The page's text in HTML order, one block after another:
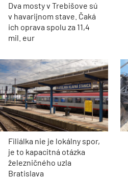
Dva mosty v Trebišove sú
v havarijnom stave. Čaká
ich oprava spolu za 11,4
mil. eur
Filiálka nie je lokálny spor,
je to kapacitná otázka
železničného uzla
Bratislava